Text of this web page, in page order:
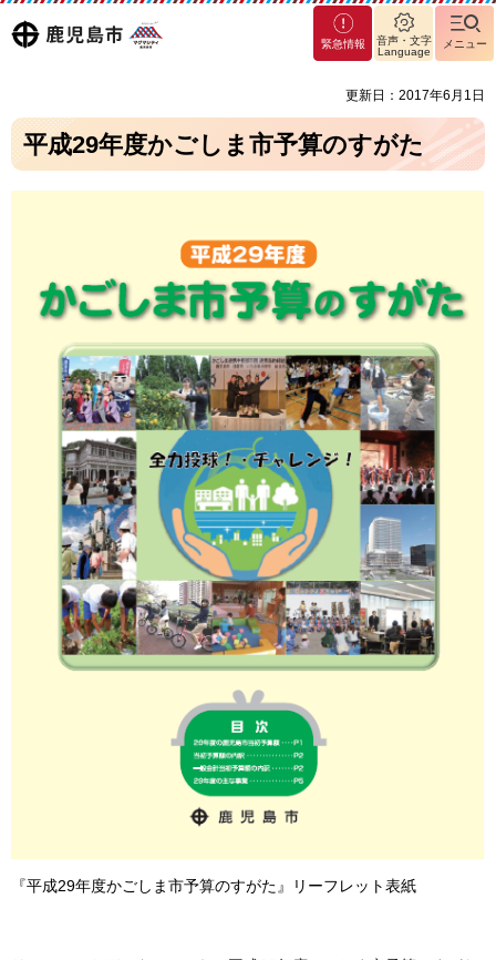
鹿児島
マグ
マシ
島市
緊急情報
音声・文字
Language
メニュー
更新日：2017年6月1日
平成29年度かごしま市予算のすがた
『平成29年度かごしま市予算のすがた』リーフレット表紙